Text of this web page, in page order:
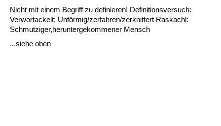
Natur und Landwirtschaft
Nicht mit einem Begriff zu definieren! Definitionsversuch:
Verwortackelt: Unförmig/zerfahren/zerknittert Raskachl:
Schmutziger,heruntergekommener Mensch
...siehe oben